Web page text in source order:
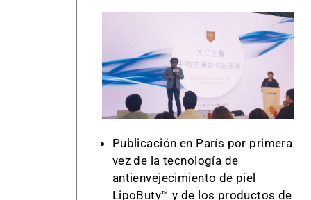
Publicación en París por primera
vez de la tecnología de
antienvejecimiento de piel
LipoButy™ y de los productos de